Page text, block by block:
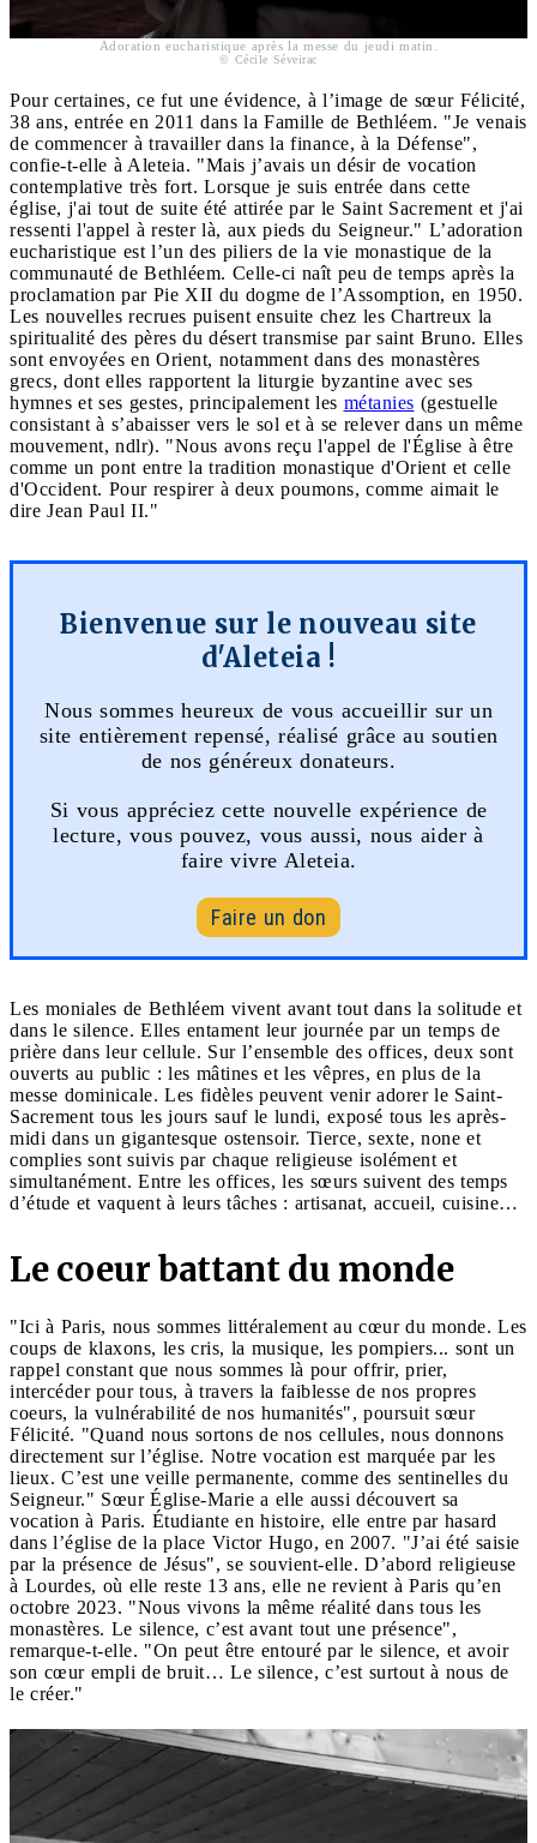
Adoration eucharistique après la messe du jeudi matin.
© Cécile Séveirac
Pour certaines, ce fut une évidence, à l’image de sœur Félicité,
38 ans, entrée en 2011 dans la Famille de Bethléem. "Je venais
de commencer à travailler dans la finance, à la Défense",
confie-t-elle à Aleteia. "Mais j’avais un désir de vocation
contemplative très fort. Lorsque je suis entrée dans cette
église, j'ai tout de suite été attirée par le Saint Sacrement et j'ai
ressenti l'appel à rester là, aux pieds du Seigneur." L’adoration
eucharistique est l’un des piliers de la vie monastique de la
communauté de Bethléem. Celle-ci naît peu de temps après la
proclamation par Pie XII du dogme de l’Assomption, en 1950.
Les nouvelles recrues puisent ensuite chez les Chartreux la
spiritualité des pères du désert transmise par saint Bruno. Elles
sont envoyées en Orient, notamment dans des monastères
grecs, dont elles rapportent la liturgie byzantine avec ses
hymnes et ses gestes, principalement les métanies (gestuelle
consistant à s’abaisser vers le sol et à se relever dans un même
mouvement, ndlr). "Nous avons reçu l'appel de l'Église à être
comme un pont entre la tradition monastique d'Orient et celle
d'Occident. Pour respirer à deux poumons, comme aimait le
dire Jean Paul II."
Bienvenue sur le nouveau site
d'Aleteia !
Nous sommes heureux de vous accueillir sur un
site entièrement repensé, réalisé grâce au soutien
de nos généreux donateurs.
Si vous appréciez cette nouvelle expérience de
lecture, vous pouvez, vous aussi, nous aider à
faire vivre Aleteia.
Faire un don
Les moniales de Bethléem vivent avant tout dans la solitude et
dans le silence. Elles entament leur journée par un temps de
prière dans leur cellule. Sur l’ensemble des offices, deux sont
ouverts au public : les mâtines et les vêpres, en plus de la
messe dominicale. Les fidèles peuvent venir adorer le Saint-
Sacrement tous les jours sauf le lundi, exposé tous les après-
midi dans un gigantesque ostensoir. Tierce, sexte, none et
complies sont suivis par chaque religieuse isolément et
simultanément. Entre les offices, les sœurs suivent des temps
d’étude et vaquent à leurs tâches : artisanat, accueil, cuisine…
Le coeur battant du monde
"Ici à Paris, nous sommes littéralement au cœur du monde. Les
coups de klaxons, les cris, la musique, les pompiers... sont un
rappel constant que nous sommes là pour offrir, prier,
intercéder pour tous, à travers la faiblesse de nos propres
coeurs, la vulnérabilité de nos humanités", poursuit sœur
Félicité. "Quand nous sortons de nos cellules, nous donnons
directement sur l’église. Notre vocation est marquée par les
lieux. C’est une veille permanente, comme des sentinelles du
Seigneur." Sœur Église-Marie a elle aussi découvert sa
vocation à Paris. Étudiante en histoire, elle entre par hasard
dans l’église de la place Victor Hugo, en 2007. "J’ai été saisie
par la présence de Jésus", se souvient-elle. D’abord religieuse
à Lourdes, où elle reste 13 ans, elle ne revient à Paris qu’en
octobre 2023. "Nous vivons la même réalité dans tous les
monastères. Le silence, c’est avant tout une présence",
remarque-t-elle. "On peut être entouré par le silence, et avoir
son cœur empli de bruit… Le silence, c’est surtout à nous de
le créer."